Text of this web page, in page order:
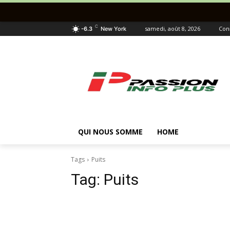
-6.3 C New York samedi, août 8, 2026
QUI NOUS SOMME HOME
Tags Puits
Tag: Puits